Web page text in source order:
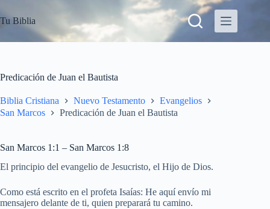
a
t
a
c
n
n
d
Tu Biblia
Predicación de Juan el Bautista
Biblia Cristiana Nuevo Testamento
Evangelios
San Marcos
Predicación de Juan el Bautista
San Marcos 1:1 – San Marcos 1:8
El principio del evangelio de Jesucristo, el Hijo de Dios.
Como está escrito en el profeta Isaías: He aquí envío mi
mensajero delante de ti, quien preparará tu camino.